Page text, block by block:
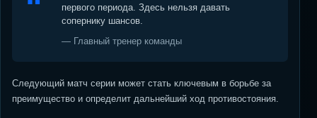
первого периода. Здесь нельзя давать
сопернику шансов.
— Главный тренер команды
Следующий матч серии может стать ключевым в борьбе за
преимущество и определит дальнейший ход противостояния.